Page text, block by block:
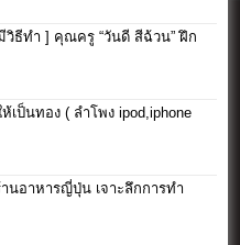
วิธีทำ ] คุณครู “วันดี สีฉ้วน” ฝึก
เป็นทอง ( ลำโพง ipod,iphone
นอาหารญี่ปุ่น เจาะลึกการทำ